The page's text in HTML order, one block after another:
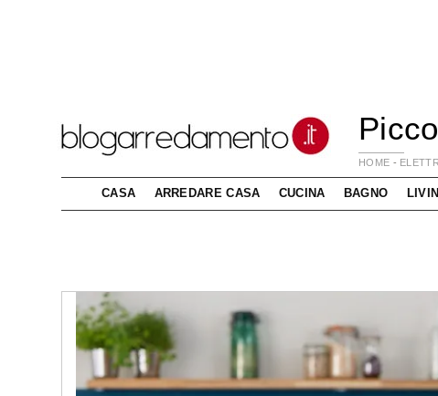
HOME -
CASA ARREDARE CASA CUCINA BAGNO